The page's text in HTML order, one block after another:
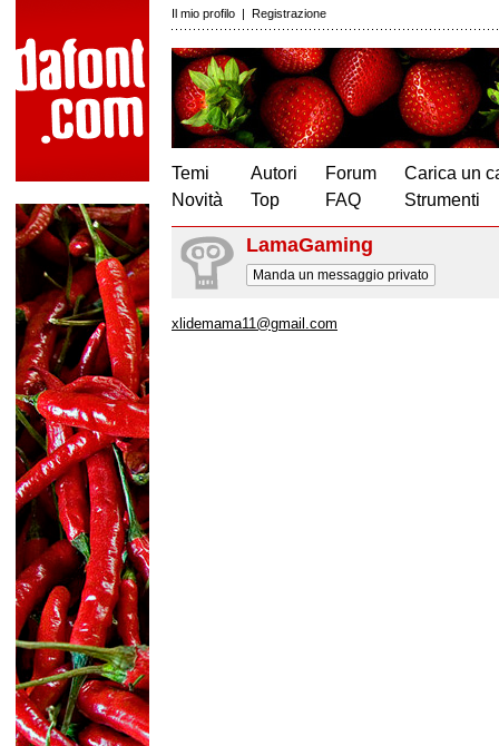
Il mio profilo | Registrazione
Temi
Novità
Autori
Top
Forum
FAQ
Carica un
Strumenti
LamaGaming
Manda un messaggio privato
xlidemama11@gmail.com